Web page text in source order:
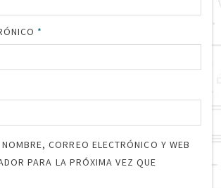
*
CORREO ELECTRÓNICO Y WEB
PARA LA PRÓXIMA VEZ QUE